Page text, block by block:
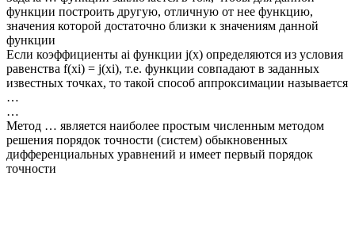
функции построить другую, отличную от нее функцию,
значения которой достаточно близки к значениям данной
функции
Если коэффициенты ai функции j(x) определяются из условия
равенства f(xi) = j(xi), т.е. функции совпадают в заданных
известных точках, то такой способ аппроксимации называется
…
…
Метод … является наиболее простым численным методом
решения порядок точности (систем) обыкновенных
дифференциальных уравнений и имеет первый порядок
точности